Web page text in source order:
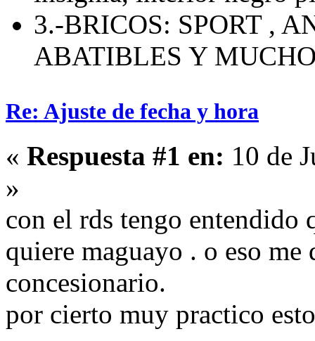
3.-BRICOS: SPORT ,
ABATIBLES Y
Re: Ajuste de fecha y hora
« Respuesta #1 en: 10 de
»
con el rds tengo entendido
quiere maguayo . o eso
concesionario.
por cierto muy practico